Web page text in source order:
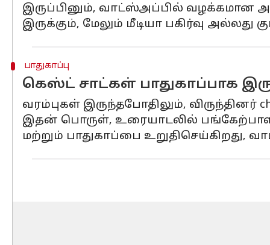
இருப்பினும், வாட்ஸ்அப்பில் வழக்கமான
இருக்கும், மேலும் மீடியா பகிர்வு
பாதுகாப்பு
கெஸ்ட் சாட்கள் பாதுகாப்பாக
வரம்புகள் இருந்தபோதிலும், விருந்தினர்
இதன் பொருள், உரையாடலில்
மற்றும் பாதுகாப்பை